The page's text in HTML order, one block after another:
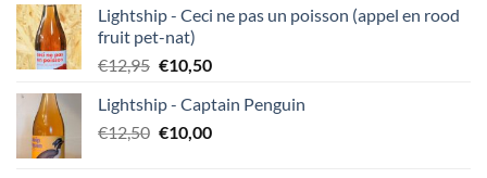
was:
€15,95.
is:
Lightship - Ceci ne pas un poisson (appel en rood
fruit pet-nat)
€12,95 Oorspronkelijke
was:
€12,95.
€10,50Huidige
is:
€10,50.
Lightship - Captain Penguin
€12,50 Oorspronkelijke
€10,00Huidige